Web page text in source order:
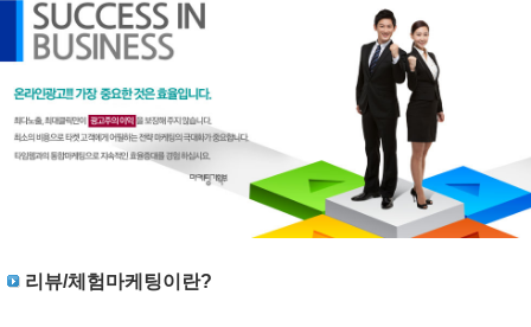
리뷰/체험마케팅이란?